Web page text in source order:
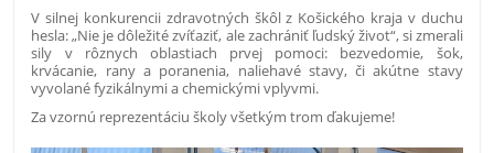
V silnej konkurencii zdravotných škôl z Košického kraja v duchu
hesla: „Nie je dôležité zvíťaziť, ale zachrániť ľudský život“, si zmerali
sily v rôznych oblastiach prvej pomoci: bezvedomie, šok,
krvácanie, rany a poranenia, naliehavé stavy, či akútne stavy
vyvolané fyzikálnymi a chemickými vplyvmi.
Za vzornú reprezentáciu školy všetkým trom ďakujeme!